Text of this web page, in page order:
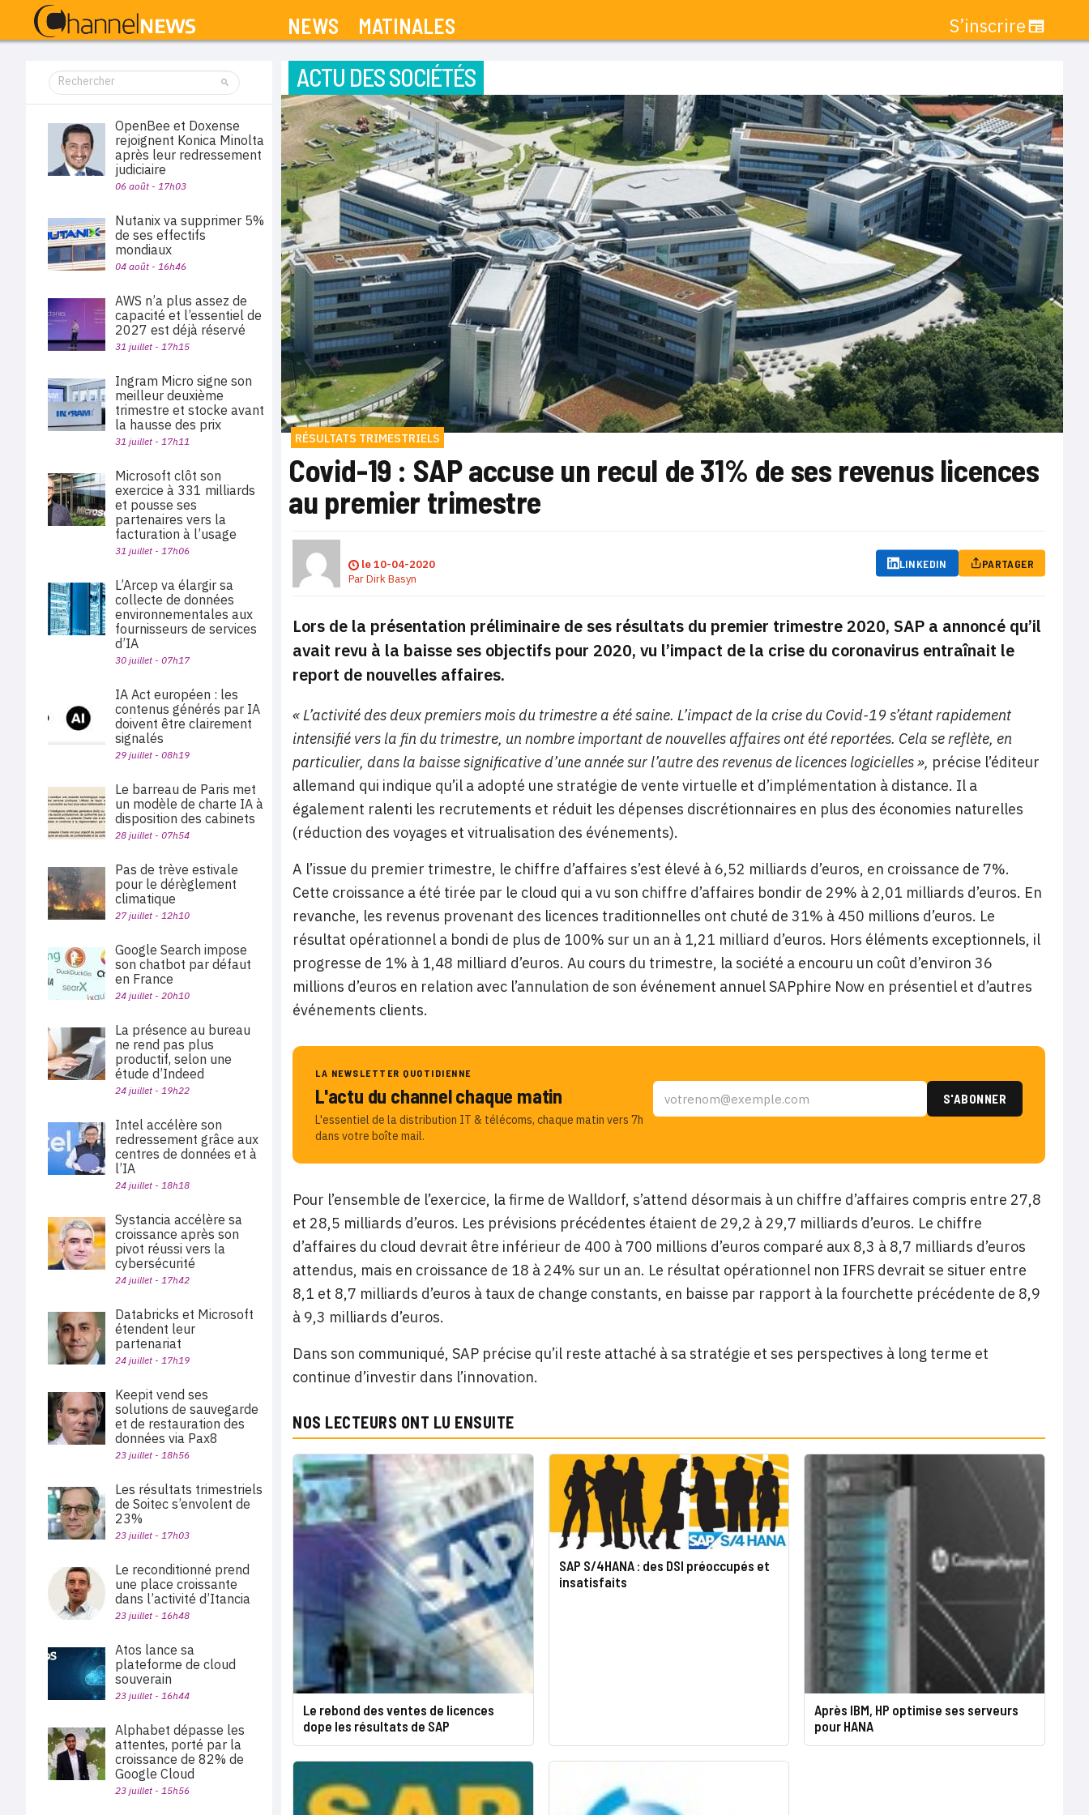
NEWS MATINALES S’inscrire
ACTU DES SOCIÉTÉS
RÉSULTATS TRIMESTRIELS
Covid-19 : SAP accuse un recul de 31% de ses revenus licences
au premier trimestre
le10-04-2020
ParDirk Basyn
LINKEDIN PARTAGER
Lors de la présentation préliminaire de ses résultats du premier trimestre 2020, SAP a annoncé qu’il
avait revu à la baisse ses objectifs pour 2020, vu l’impact de la crise du coronavirus entraînait le
report de nouvelles affaires.
« L’activité des deux premiers mois du trimestre a été saine. L’impact de la crise du Covid-19 s’étant rapidement
intensifié vers la fin du trimestre, un nombre important de nouvelles affaires ont été reportées. Cela se reflète, en
particulier, dans la baisse significative d’une année sur l’autre des revenus de licences logicielles », précise l’éditeur
allemand qui indique qu’il a adopté une stratégie de vente virtuelle et d’implémentation à distance. Il a
également ralenti les recrutements et réduit les dépenses discrétionnaires en plus des économies naturelles
(réduction des voyages et vitrualisation des événements).
A l’issue du premier trimestre, le chiffre d’affaires s’est élevé à 6,52 milliards d’euros, en croissance de 7%.
Cette croissance a été tirée par le cloud qui a vu son chiffre d’affaires bondir de 29% à 2,01 milliards d’euros. En
revanche, les revenus provenant des licences traditionnelles ont chuté de 31% à 450 millions d’euros. Le
résultat opérationnel a bondi de plus de 100% sur un an à 1,21 milliard d’euros. Hors éléments exceptionnels, il
progresse de 1% à 1,48 milliard d’euros. Au cours du trimestre, la société a encouru un coût d’environ 36
millions d’euros en relation avec l’annulation de son événement annuel SAPphire Now en présentiel et d’autres
événements clients.
LA NEWSLETTER QUOTIDIENNE
L'actu du channel chaque matin
L'essentiel de la distribution IT & télécoms, chaque matin vers 7h
dans votre boîte mail.
Pour l’ensemble de l’exercice, la firme de Walldorf, s’attend désormais à un chiffre d’affaires compris entre 27,8
et 28,5 milliards d’euros. Les prévisions précédentes étaient de 29,2 à 29,7 milliards d’euros. Le chiffre
d’affaires du cloud devrait être inférieur de 400 à 700 millions d’euros comparé aux 8,3 à 8,7 milliards d’euros
attendus, mais en croissance de 18 à 24% sur un an. Le résultat opérationnel non IFRS devrait se situer entre
8,1 et 8,7 milliards d’euros à taux de change constants, en baisse par rapport à la fourchette précédente de 8,9
à 9,3 milliards d’euros.
Dans son communiqué, SAP précise qu’il reste attaché à sa stratégie et ses perspectives à long terme et
continue d’investir dans l’innovation.
NOS LECTEURS ONT LU ENSUITE
Le rebond des ventes de licences
dope les résultats de SAP
SAP S/4HANA : des DSI préoccupés et
insatisfaits
Après IBM, HP optimise ses serveurs
pour HANA
OpenBee et Doxense
rejoignent Konica Minolta
après leur redressement
judiciaire
06 août - 17h03
Nutanix va supprimer 5%
de ses effectifs
mondiaux
04 août - 16h46
AWS n’a plus assez de
capacité et l’essentiel de
2027 est déjà réservé
31 juillet - 17h15
Ingram Micro signe son
meilleur deuxième
trimestre et stocke avant
la hausse des prix
31 juillet - 17h11
Microsoft clôt son
exercice à 331 milliards
et pousse ses
partenaires vers la
facturation à l’usage
31 juillet - 17h06
L’Arcep va élargir sa
collecte de données
environnementales aux
fournisseurs de services
d’IA
30 juillet - 07h17
IA Act européen : les
contenus générés par IA
doivent être clairement
signalés
29 juillet - 08h19
Le barreau de Paris met
un modèle de charte IA à
disposition des cabinets
28 juillet - 07h54
Pas de trève estivale
pour le dérèglement
climatique
27 juillet - 12h10
Google Search impose
son chatbot par défaut
en France
24 juillet - 20h10
La présence au bureau
ne rend pas plus
productif, selon une
étude d’Indeed
24 juillet - 19h22
Intel accélère son
redressement grâce aux
centres de données et à
l’IA
24 juillet - 18h18
Systancia accélère sa
croissance après son
pivot réussi vers la
cybersécurité
24 juillet - 17h42
Databricks et Microsoft
étendent leur
partenariat
24 juillet - 17h19
Keepit vend ses
solutions de sauvegarde
et de restauration des
données via Pax8
23 juillet - 18h56
Les résultats trimestriels
de Soitec s’envolent de
23%
23 juillet - 17h03
Le reconditionné prend
une place croissante
dans l’activité d’Itancia
23 juillet - 16h48
Atos lance sa
plateforme de cloud
souverain
23 juillet - 16h44
Alphabet dépasse les
attentes, porté par la
croissance de 82% de
Google Cloud
23 juillet - 15h56